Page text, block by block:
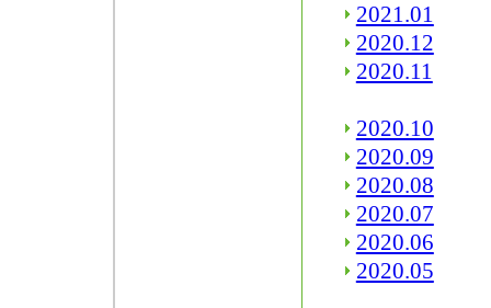
2021.01
2020.12
2020.11
2020.10
2020.09
2020.08
2020.07
2020.06
2020.05